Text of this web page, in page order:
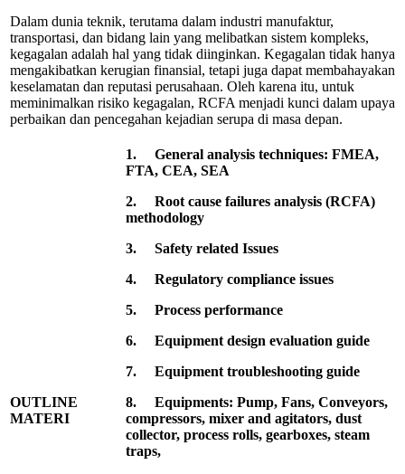
Dalam dunia teknik, terutama dalam industri manufaktur,
transportasi, dan bidang lain yang melibatkan sistem kompleks,
kegagalan adalah hal yang tidak diinginkan. Kegagalan tidak hanya
mengakibatkan kerugian finansial, tetapi juga dapat membahayakan
keselamatan dan reputasi perusahaan. Oleh karena itu, untuk
meminimalkan risiko kegagalan, RCFA menjadi kunci dalam upaya
perbaikan dan pencegahan kejadian serupa di masa depan.
OUTLINE
MATERI
1. General analysis techniques: FMEA,
FTA, CEA, SEA
2. Root cause failures analysis (RCFA)
methodology
3. Safety related Issues
4. Regulatory compliance issues
5. Process performance
6. Equipment design evaluation guide
7. Equipment troubleshooting guide
8. Equipments: Pump, Fans, Conveyors,
compressors, mixer and agitators, dust
collector, process rolls, gearboxes, steam
traps,